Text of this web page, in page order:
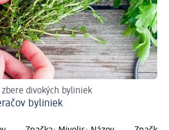
divokých byliniek
byliniek